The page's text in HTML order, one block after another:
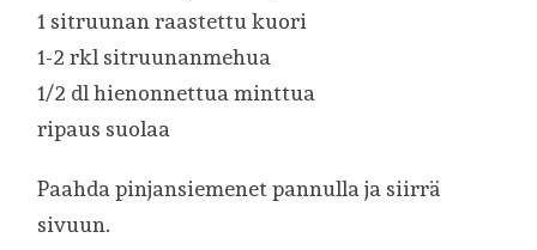
1 sitruunan raastettu kuori
1-2 rkl sitruunanmehua
1/2 dl hienonnettua minttua
ripaus suolaa
Paahda pinjansiemenet pannulla ja siirrä
sivuun.